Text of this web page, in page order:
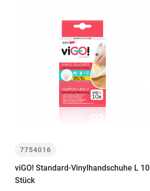
7754016
viGO! Standard-Vinylhandschuhe L 10
Stück